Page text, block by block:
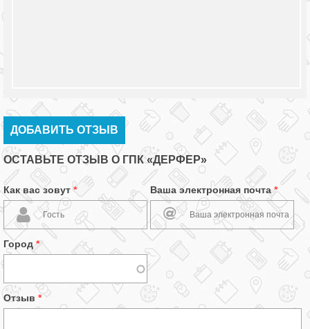
ДОБАВИТЬ ОТЗЫВ
ОСТАВЬТЕ ОТЗЫВ О ГПК «ДЕРФЕР»
Как вас зовут* Ваша электронная почта*
Город*
Отзыв *